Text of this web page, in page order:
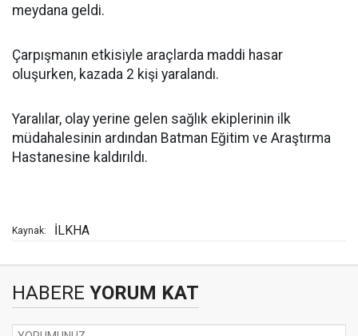
meydana geldi.
Çarpışmanın etkisiyle araçlarda maddi hasar
oluşurken, kazada 2 kişi yaralandı.
Yaralılar, olay yerine gelen sağlık ekiplerinin ilk
müdahalesinin ardından Batman Eğitim ve Araştırma
Hastanesine kaldırıldı.
Kaynak: İLKHA
HABERE YORUM KAT